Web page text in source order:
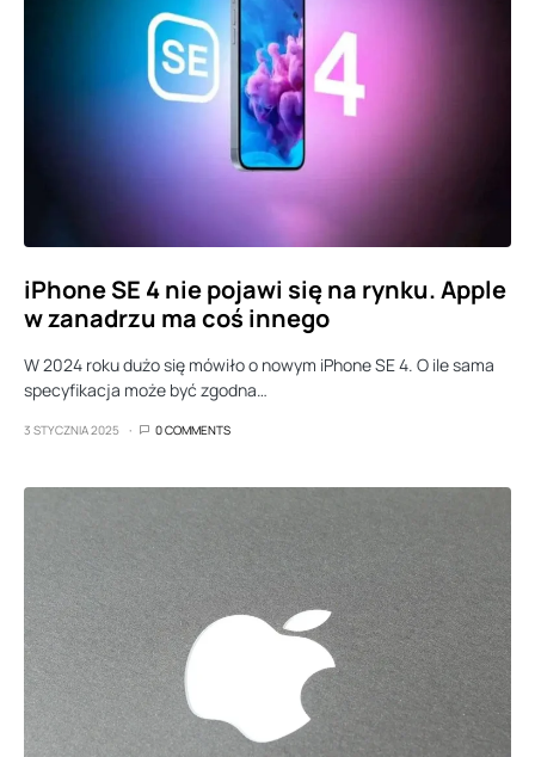
iPhone SE 4 nie pojawi się na rynku. Apple
w zanadrzu ma coś innego
W 2024 roku dużo się mówiło o nowym iPhone SE 4. O ile sama
specyfikacja może być zgodna…
3 STYCZNIA 2025 0 COMMENTS